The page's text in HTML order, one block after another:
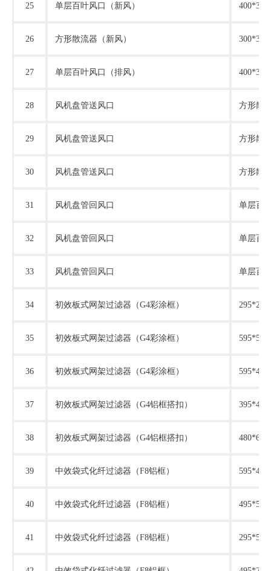
25 单层百叶风口（新风）
26 方形散流器（新风）
27 单层百叶风口（排风）
28 风机盘管送风口 方形散
29 风机盘管送风口 方形散
30 风机盘管送风口 方形散
31 风机盘管回风口 单层百
32 风机盘管回风口 单层百
33 风机盘管回风口 单层百
34 初效板式网架过滤器（G4彩涂框）
35 初效板式网架过滤器（G4彩涂框）
36 初效板式网架过滤器（G4彩涂框）
37 初效板式网架过滤器（G4铝框搭扣）
38 初效板式网架过滤器（G4铝框搭扣）
39 中效袋式化纤过滤器（F8铝框）
40 中效袋式化纤过滤器（F8铝框）
41 中效袋式化纤过滤器（F8铝框）